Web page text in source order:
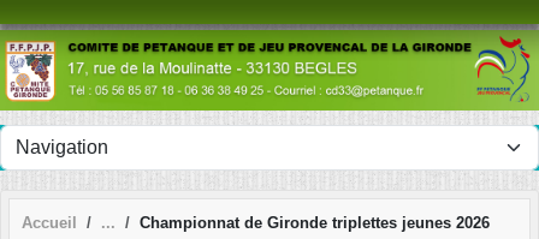
Accueil Championnat de Gironde triplettes jeunes 2026